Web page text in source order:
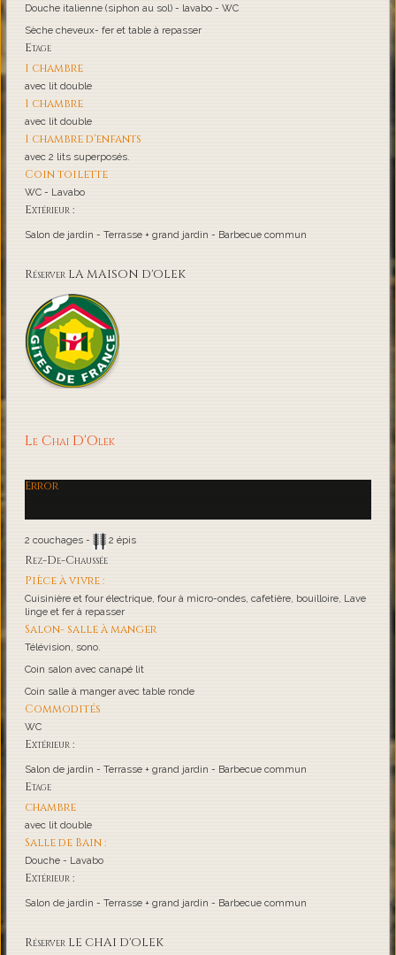
Douche italienne (siphon au sol) - lavabo - WC
Sèche cheveux- fer et table à repasser
Etage
1 chambre
avec lit double
1 chambre
avec lit double
1 chambre d'enfants
avec 2 lits superposés.
Coin toilette
WC - Lavabo
Extérieur :
Salon de jardin - Terrasse + grand jardin - Barbecue commun
Réserver LA MAISON D'OLEK
Le Chai D'Olek
Error
2 couchages - 2 épis
Rez-De-Chaussée
Pièce à vivre :
Cuisinière et four électrique, four à micro-ondes, cafetière, bouilloire, Lave
linge et fer à repasser
Salon- salle à manger
Télévision, sono.
Coin salon avec canapé lit
Coin salle à manger avec table ronde
Commodités
WC
Extérieur :
Salon de jardin - Terrasse + grand jardin - Barbecue commun
Etage
chambre
avec lit double
Salle de Bain :
Douche - Lavabo
Extérieur :
Salon de jardin - Terrasse + grand jardin - Barbecue commun
Réserver LE CHAI D'OLEK